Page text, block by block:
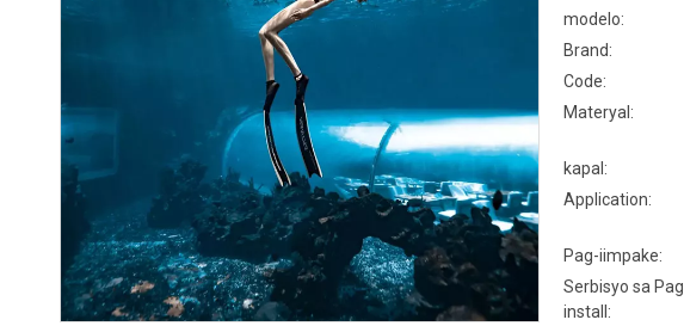
modelo:
Brand:
Code:
Materyal:
kapal:
Application:
Pag-iimpake:
Serbisyo sa
install: